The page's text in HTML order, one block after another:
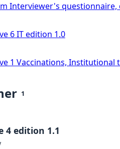
Interviewer's
6 IT edition 1.0
1 Vaccinations,
1
4 edition 1.1